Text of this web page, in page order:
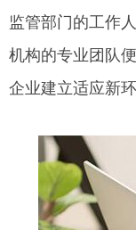
监管部门的工作
机构的专业团队
企业建立适应新